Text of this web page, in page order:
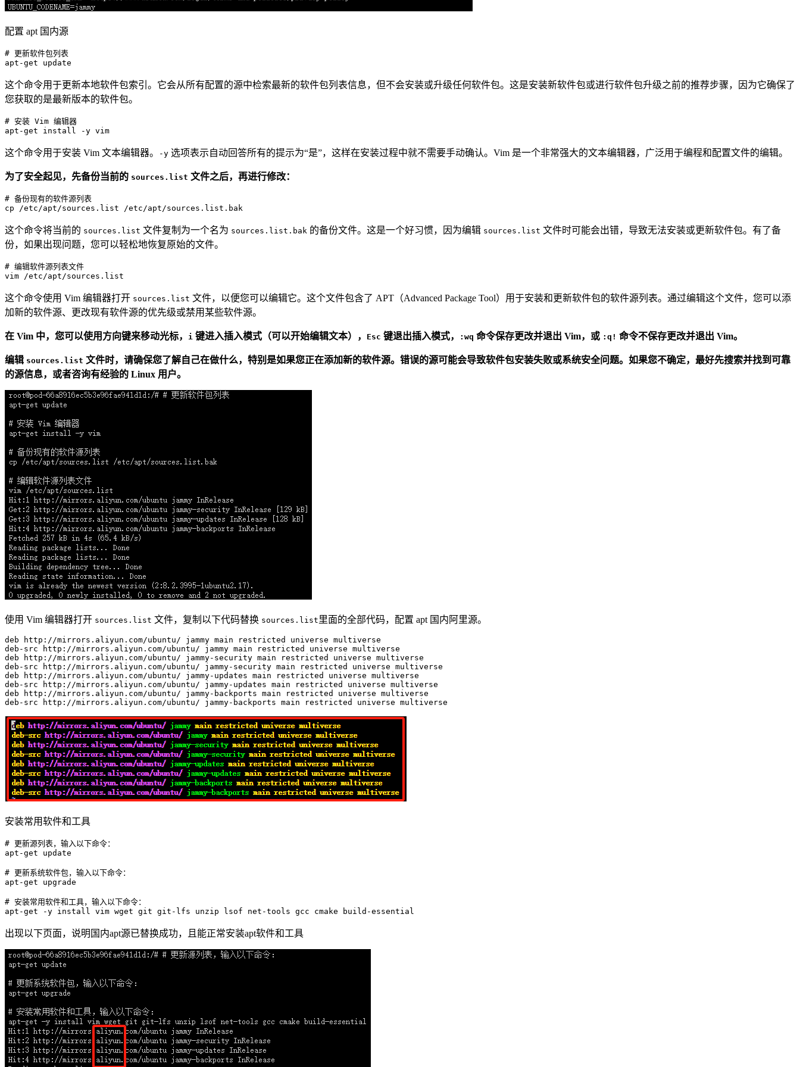
配置 apt 国内源
# 更新软件包列表
apt-get
这个命令用于更新本地软件包索引。它会从所有配置的源中检索最新的软件包列表信息，但不会安装或升级任何软件包。这是安装新软件包或进行软件包升级之前的推荐步骤，因为它确保了
您获取的是最新版本的软件包。
# 安装 Vim 编辑器
apt-get
这个命令用于安装 Vim 文本编辑器。 -y 选项表示自动回答所有的提示为“是”，这样在安装过程中就不需要手动确认。Vim 是一个非常强大的文本编辑器，广泛用于编程和配置文件的编辑。
为了安全起见，先备份当前的 sources.list 文件之后，再进行修改：
# 备份现有的软件源列表
cp
/etc/apt /sources.list /etc /apt/
这个命令将当前的 sources.list 文件复制为一个名为 sources.list.bak 的备份文件。这是一个好习惯，因为编辑 sources.list 文件时可能会出错，导致无法安装或更新软件包。有了备
份，如果出现问题，您可以轻松地恢复原始的文件。
# 编辑软件源列表文件
vim
这个命令使用 Vim 编辑器打开 sources.list 文件，以便您可以编辑它。这个文件包含了 APT（Advanced Package Tool）用于安装和更新软件包的软件源列表。通过编辑这个文件，您可以添
加新的软件源、更改现有软件源的优先级或禁用某些软件源。
在 Vim 中，您可以使用方向键来移动光标， i 键进入插入模式（可以开始编辑文本）， Esc 键退出插入模式， :wq 命令保存更改并退出 Vim，或 :q! 命令不保存更改并退出 Vim。
编辑 sources.list 文件时，请确保您了解自己在做什么，特别是如果您正在添加新的软件源。错误的源可能会导致软件包安装失败或系统安全问题。如果您不确定，最好先搜索并找到可靠
的源信息，或者咨询有经验的 Linux 用户。
使用 Vim 编辑器打开 sources.list 文件，复制以下代码替换 sources.list 里面的全部代码，配置 apt 国内阿里源。
deb http://mirrors.aliyun.com/ubuntu/ jammy main restricted universe multiverse
deb-src http://mirrors.aliyun.com/ubuntu/ jammy main restricted universe multiverse
deb http://mirrors.aliyun.com/ubuntu/ jammy-security main restricted universe multiverse
deb-src http://mirrors.aliyun.com/ubuntu/ jammy-security main restricted universe multiverse
deb http://mirrors.aliyun.com/ubuntu/ jammy-updates main restricted universe multiverse
deb-src http://mirrors.aliyun.com/ubuntu/ jammy-updates main restricted universe multiverse
deb http://mirrors.aliyun.com/ubuntu/ jammy-backports main restricted universe multiverse
安装常用软件和工具
# 更新源列表，输入以下命令：
apt-get update
# 更新系统软件包，输入以下命令：
apt-get upgrade
# 安装常用软件和工具，输入以下命令：
apt-get
出现以下页面，说明国内apt源已替换成功，且能正常安装apt软件和工具